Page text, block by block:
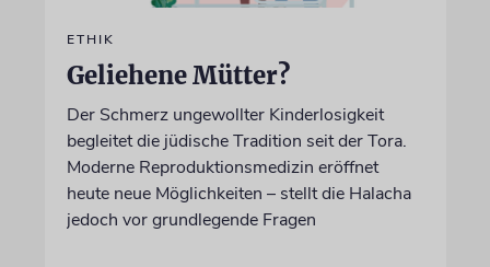
ETHIK
Geliehene Mütter?
Der Schmerz ungewollter Kinderlosigkeit
begleitet die jüdische Tradition seit der Tora.
Moderne Reproduktionsmedizin eröffnet
heute neue Möglichkeiten – stellt die Halacha
jedoch vor grundlegende Fragen